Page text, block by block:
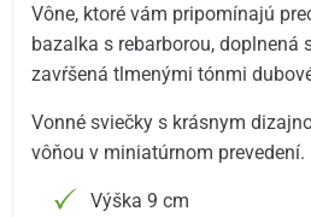
Vône, ktoré vám pripomínajú
bazalka s rebarborou, doplnená
zavŕšená tlmenými tónmi
Vonné sviečky s krásnym
vôňou v miniatúrnom prevedení.
Výška 9 cm